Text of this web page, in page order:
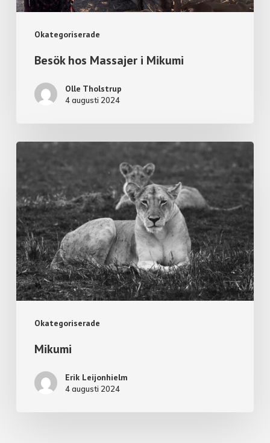
Okategoriserade
Besök hos Massajer i Mikumi
Olle Tholstrup
4 augusti 2024
Okategoriserade
Mikumi
Erik Leijonhielm
4 augusti 2024